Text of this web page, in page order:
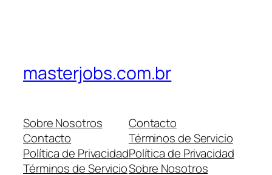
masterjobs.com.br
Sobre Nosotros
Contacto
Política de Privacidad
Términos de Servicio
Contacto
Términos de Servicio
Política de Privacidad
Sobre Nosotros